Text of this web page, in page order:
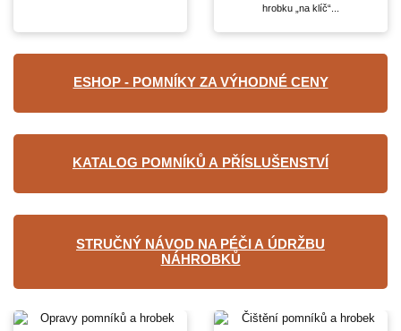
hrobku „na klíč“...
ESHOP - POMNÍKY ZA VÝHODNÉ CENY
KATALOG POMNÍKŮ A PŘÍSLUŠENSTVÍ
STRUČNÝ NÁVOD NA PÉČI A ÚDRŽBU
NÁHROBKŮ